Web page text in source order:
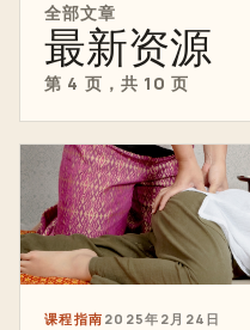
全部文章
最新资源
第 4 页，共 10 页
课程指南 2025年2月24日